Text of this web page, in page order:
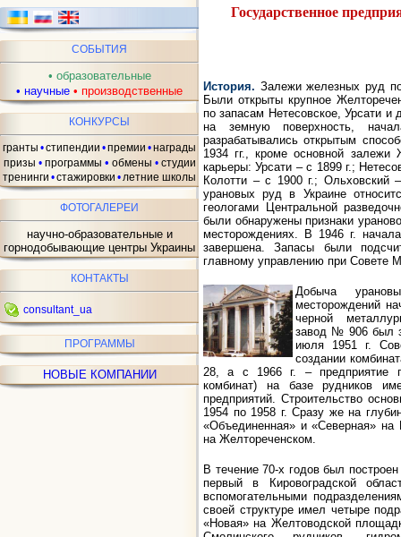
СОБЫТИЯ
• образовательные
• научные • производственные
КОНКУРСЫ
гранты •стипендии •премии •награды
призы • программы • обмены • студии
тренинги •стажировки •летние школы
ФОТОГАЛЕРЕИ
научно-образовательные и
горнодобывающие центры Украины
КОНТАКТЫ
consultant_ua
ПРОГРАММЫ
НОВЫЕ КОМПАНИИ
Государственное
История. Залежи железных руд
Были открыты крупное
по запасам Нетесовское, Урсати и
на земную поверхность,
разрабатывались открытым
1934 гг., кроме основной залежи
карьеры: Урсати – с 1899 г.;
Колотти – с 1900 г.; Ольховский
урановых руд в Украине
геологами Центральной
были обнаружены признаки
месторождениях. В 1946 г.
завершена. Запасы были
главному управлению при Совете
Добыча
месторождений
черной
завод № 906 был
июля 1951 г.
создании
28, а с 1966 г. – предприятие
комбинат) на базе рудников
предприятий. Строительство
1954 по 1958 г. Сразу же на
«Объединенная» и «Северная»
на Желтореченском.
В течение 70-х годов был
первый в Кировоградской
вспомогательными
своей структуре имел четыре
«Новая» на Желтоводской